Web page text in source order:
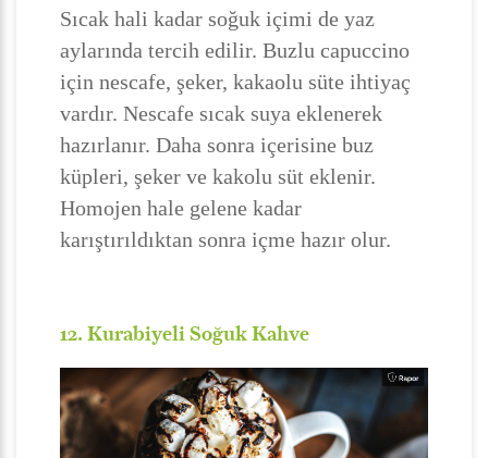
Sıcak hali kadar soğuk içimi de yaz
aylarında tercih edilir. Buzlu capuccino
için nescafe, şeker, kakaolu süte ihtiyaç
vardır. Nescafe sıcak suya eklenerek
hazırlanır. Daha sonra içerisine buz
küpleri, şeker ve kakolu süt eklenir.
Homojen hale gelene kadar
karıştırıldıktan sonra içme hazır olur.
12. Kurabiyeli Soğuk Kahve